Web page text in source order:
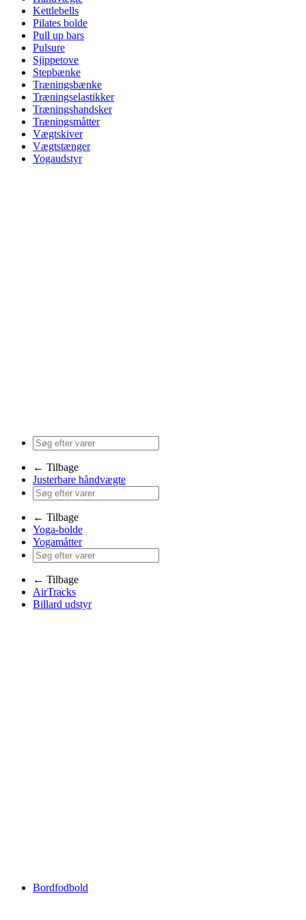
Kettlebells
Pilates bolde
Pull up bars
Pulsure
Sjippetove
Stepbænke
Træningsbænke
Træningselastikker
Træningshandsker
Træningsmåtter
Vægtskiver
Vægtstænger
Yogaudstyr
← Tilbage
Justerbare håndvægte
← Tilbage
Yoga-bolde
Yogamåtter
← Tilbage
AirTracks
Billard udstyr
Bordfodbold